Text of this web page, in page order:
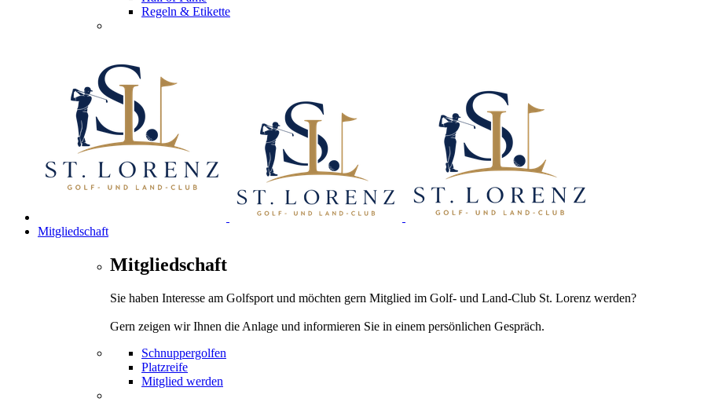
Regeln & Etikette
Mitgliedschaft
Mitgliedschaft
Sie haben Interesse am Golfsport und möchten gern Mitglied im Golf- und Land-Club St. Lorenz werden?
Gern zeigen wir Ihnen die Anlage und informieren Sie in einem persönlichen Gespräch.
Schnuppergolfen
Platzreife
Mitglied werden